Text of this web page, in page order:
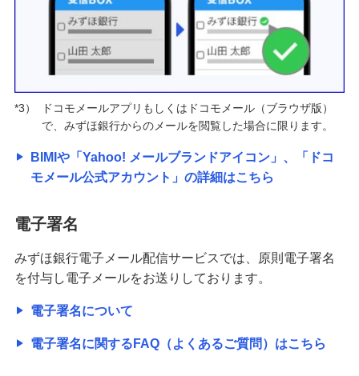
*3）
ドコモメールアプリもしくはドコモメール（ブラウザ版）
で、みずほ銀行からのメールを閲覧した場合に限ります。
BIMIや「Yahoo! メールブランドアイコン」、「ドコ
モメール公式アカウント」の詳細はこちら
電子署名
みずほ銀行電子メール配信サービスでは、原則電子署名
を付与し電子メールをお送りしております。
電子署名について
電子署名に関するFAQ（よくあるご質問）はこちら